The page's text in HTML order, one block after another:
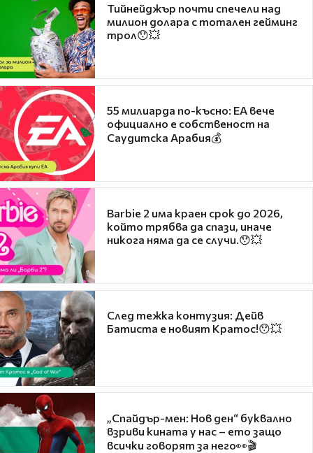
Тийнейджър почти спечели над
милион долара с тотален гейминг
трол😯💥
55 милиарда по-късно: EA вече
официално е собственост на
Саудитска Арабия💰
Barbie 2 има краен срок до 2026,
който трябва да спази, иначе
никога няма да се случи.😯💥
След тежка контузия: Дейв
Батиста е новият Кратос!😯💥
„Спайдър-мен: Нов ден“ буквално
взриви кината у нас – ето защо
всички говорят за него👀🎬